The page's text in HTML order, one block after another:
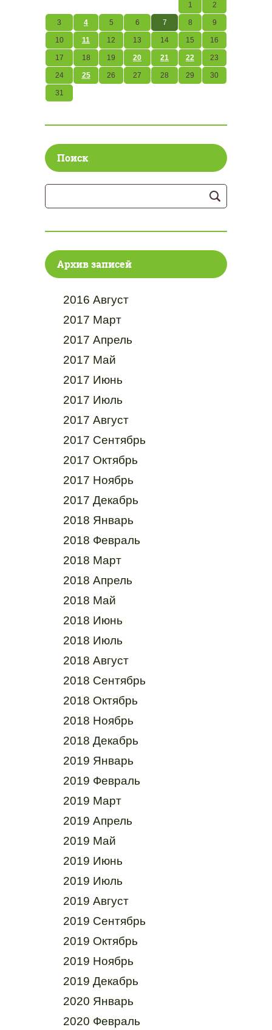
1 2
3 4 5 6 7 8 9
10 11 12 13 14 15 16
17 18 19 20 21 22 23
24 25 26 27 28 29 30
31
Поиск
Архив записей
2016 Август
2017 Март
2017 Апрель
2017 Май
2017 Июнь
2017 Июль
2017 Август
2017 Сентябрь
2017 Октябрь
2017 Ноябрь
2017 Декабрь
2018 Январь
2018 Февраль
2018 Март
2018 Апрель
2018 Май
2018 Июнь
2018 Июль
2018 Август
2018 Сентябрь
2018 Октябрь
2018 Ноябрь
2018 Декабрь
2019 Январь
2019 Февраль
2019 Март
2019 Апрель
2019 Май
2019 Июнь
2019 Июль
2019 Август
2019 Сентябрь
2019 Октябрь
2019 Ноябрь
2019 Декабрь
2020 Январь
2020 Февраль